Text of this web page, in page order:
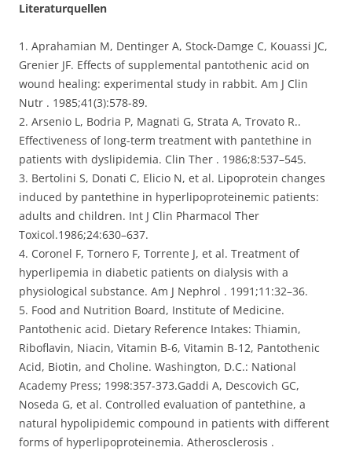
Literaturquellen
1. Aprahamian M, Dentinger A, Stock-Damge C, Kouassi JC,
Grenier JF. Effects of supplemental pantothenic acid on
wound healing: experimental study in rabbit. Am J Clin
Nutr . 1985;41(3):578-89.
2. Arsenio L, Bodria P, Magnati G, Strata A, Trovato R..
Effectiveness of long-term treatment with pantethine in
patients with dyslipidemia. Clin Ther . 1986;8:537–545.
3. Bertolini S, Donati C, Elicio N, et al. Lipoprotein changes
induced by pantethine in hyperlipoproteinemic patients:
adults and children. Int J Clin Pharmacol Ther
Toxicol.1986;24:630–637.
4. Coronel F, Tornero F, Torrente J, et al. Treatment of
hyperlipemia in diabetic patients on dialysis with a
physiological substance. Am J Nephrol . 1991;11:32–36.
5. Food and Nutrition Board, Institute of Medicine.
Pantothenic acid. Dietary Reference Intakes: Thiamin,
Riboflavin, Niacin, Vitamin B-6, Vitamin B-12, Pantothenic
Acid, Biotin, and Choline. Washington, D.C.: National
Academy Press; 1998:357-373.Gaddi A, Descovich GC,
Noseda G, et al. Controlled evaluation of pantethine, a
natural hypolipidemic compound in patients with different
forms of hyperlipoproteinemia. Atherosclerosis .